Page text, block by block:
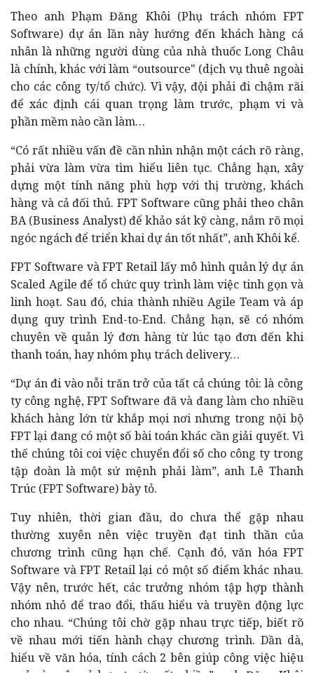
Theo anh Phạm Đăng Khôi (Phụ trách nhóm FPT
Software) dự án lần này hướng đến khách hàng cá
nhân là những người dùng của nhà thuốc Long Châu
là chính, khác với làm “outsource" (dịch vụ thuê ngoài
cho các công ty/tổ chức). Vì vậy, đội phải đi chậm rãi
để xác định cái quan trọng làm trước, phạm vi và
phần mềm nào cần làm…
“Có rất nhiều vấn đề cần nhìn nhận một cách rõ ràng,
phải vừa làm vừa tìm hiểu liên tục. Chẳng hạn, xây
dựng một tính năng phù hợp với thị trường, khách
hàng và cả đối thủ. FPT Software cũng phải theo chân
BA (Business Analyst) để khảo sát kỹ càng, nắm rõ mọi
ngóc ngách để triển khai dự án tốt nhất”, anh Khôi kể.
FPT Software và FPT Retail lấy mô hình quản lý dự án
Scaled Agile để tổ chức quy trình làm việc tinh gọn và
linh hoạt. Sau đó, chia thành nhiều Agile Team và áp
dụng quy trình End-to-End. Chẳng hạn, sẽ có nhóm
chuyên về quản lý đơn hàng từ lúc tạo đơn đến khi
thanh toán, hay nhóm phụ trách delivery…
“Dự án đi vào nỗi trăn trở của tất cả chúng tôi: là công
ty công nghệ, FPT Software đã và đang làm cho nhiều
khách hàng lớn từ khắp mọi nơi nhưng trong nội bộ
FPT lại đang có một số bài toán khác cần giải quyết. Vì
thế chúng tôi coi việc chuyển đổi số cho công ty trong
tập đoàn là một sứ mệnh phải làm”, anh Lê Thanh
Trúc (FPT Software) bày tỏ.
Tuy nhiên, thời gian đầu, do chưa thể gặp nhau
thường xuyên nên việc truyền đạt tinh thần của
chương trình cũng hạn chế. Cạnh đó, văn hóa FPT
Software và FPT Retail lại có một số điểm khác nhau.
Vậy nên, trước hết, các trưởng nhóm tập hợp thành
nhóm nhỏ để trao đổi, thấu hiểu và truyền động lực
cho nhau. “Chúng tôi chờ gặp nhau trực tiếp, biết rõ
về nhau mới tiến hành chạy chương trình. Dần dà,
hiểu về văn hóa, tính cách 2 bên giúp công việc hiệu